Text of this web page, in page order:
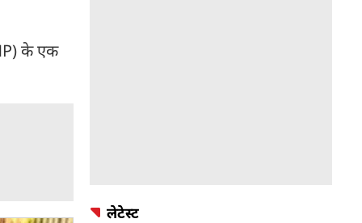
के एक
लेटेस्ट